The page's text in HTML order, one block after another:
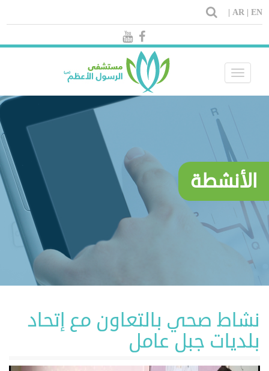
AR | EN |
Toggle
navigation
الأنشطة
نشاط صحي بالتعاون مع إتحاد
بلديات جبل عامل